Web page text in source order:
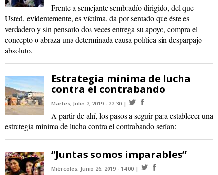
Frente a semejante sembradío dirigido, del que
Usted, evidentemente, es víctima, da por sentado que éste es
verdadero y sin pensarlo dos veces entrega su apoyo, compra el
concepto o abraza una determinada causa política sin desparpajo
absoluto.
Estrategia mínima de lucha
contra el contrabando
Martes, Julio 2, 2019 - 22:30
A partir de ahí, los pasos a seguir para establecer una
estrategia mínima de lucha contra el contrabando serían:
“Juntas somos imparables”
Miércoles, Junio 26, 2019 - 14:00